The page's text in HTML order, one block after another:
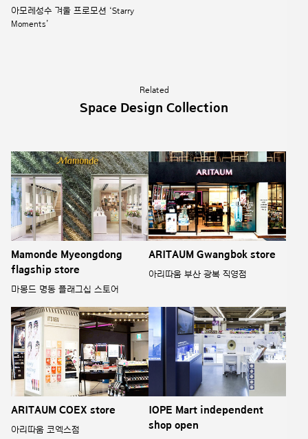
아모레성수 겨울 프로모션 ‘Starry
Moments’
Related
Space Design Collection
Mamonde Myeongdong
flagship store
마몽드 명동 플래그십 스토어
ARITAUM Gwangbok store
아리따움 부산 광복 직영점
ARITAUM COEX store
아리따움 코엑스점
IOPE Mart independent
shop open